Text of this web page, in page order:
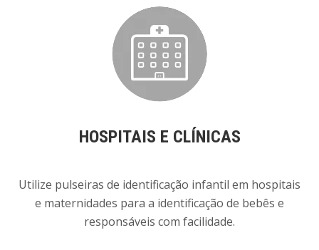
HOSPITAIS E CLÍNICAS
Utilize pulseiras de identificação infantil em hospitais
e maternidades para a identificação de bebês e
responsáveis com facilidade.